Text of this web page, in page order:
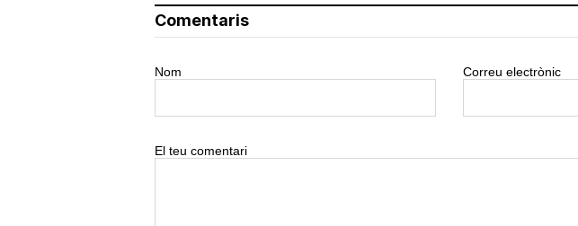
Comentaris
Nom Correu electrònic
El teu comentari